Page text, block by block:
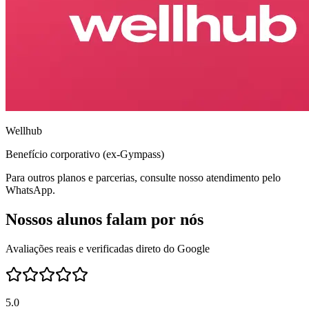
Wellhub
Benefício corporativo (ex-Gympass)
Para outros planos e parcerias, consulte nosso atendimento pelo
WhatsApp.
Nossos alunos falam por nós
Avaliações reais e verificadas direto do Google
5.0